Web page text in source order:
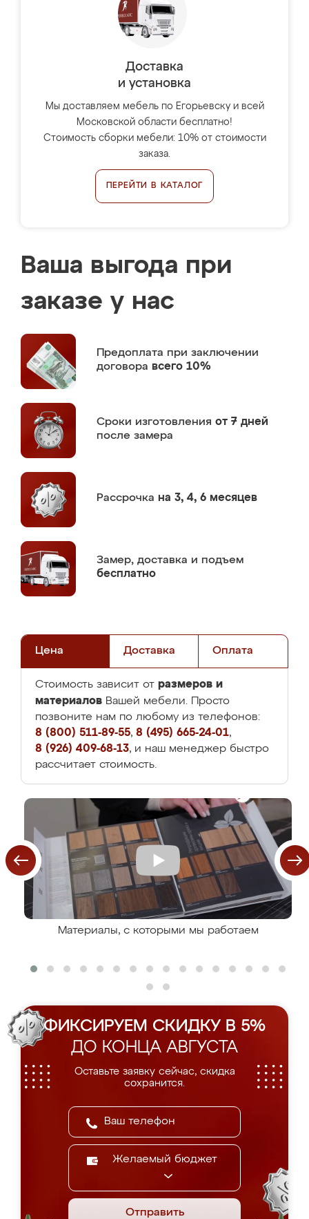
Доставка
и установка
Мы доставляем мебель по Егорьевску и всей
Московской области бесплатно!
Стоимость сборки мебели: 10% от стоимости
заказа.
ПЕРЕЙТИ В КАТАЛОГ
Ваша выгода при
заказе у нас
Предоплата при заключении
договора всего 10%
Сроки изготовления от 7 дней
после замера
Рассрочка на 3, 4, 6 месяцев
Замер, доставка и подъем
бесплатно
Цена Доставка Оплата
Стоимость зависит от размеров и
материалов Вашей мебели. Просто
позвоните нам по любому из телефонов:
8 (800) 511-89-55, 8 (495) 665-24-01,
8 (926) 409-68-13, и наш менеджер быстро
рассчитает стоимость.
Материалы, с которыми мы работаем
ФИКСИРУЕМ СКИДКУ В 5%
ДО КОНЦА АВГУСТА
Оставьте заявку сейчас, скидка
сохранится.
Желаемый бюджет
Отправить